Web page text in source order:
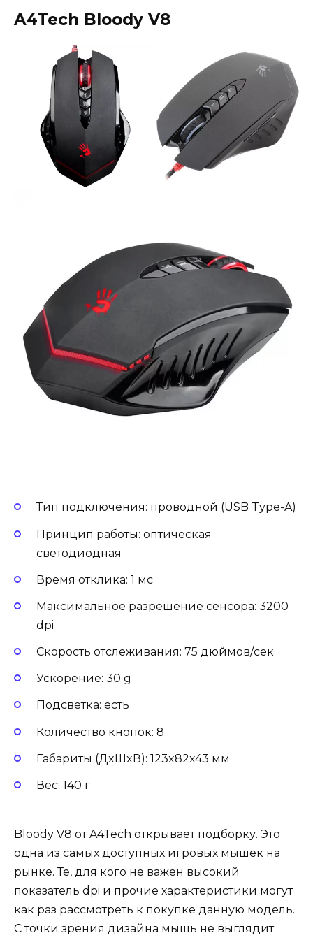
A4Tech Bloody V8
Тип подключения: проводной (USB Type-A)
Принцип работы: оптическая
светодиодная
Время отклика: 1 мс
Максимальное разрешение сенсора: 3200
dpi
Скорость отслеживания: 75 дюймов/сек
Ускорение: 30 g
Подсветка: есть
Количество кнопок: 8
Габариты (ДxШxВ): 123x82x43 мм
Вес: 140 г
Bloody V8 от A4Tech открывает подборку. Это
одна из самых доступных игровых мышек на
рынке. Те, для кого не важен высокий
показатель dpi и прочие характеристики могут
как раз рассмотреть к покупке данную модель.
С точки зрения дизайна мышь не выглядит